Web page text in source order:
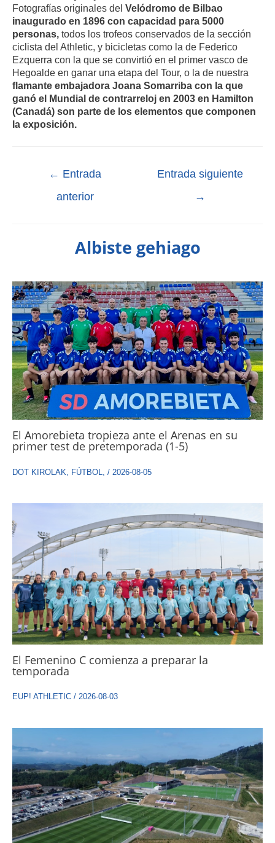
Fotografías originales del Velódromo de Bilbao
inaugurado en 1896 con capacidad para 5000
personas, todos los trofeos conservados de la sección
ciclista del Athletic, y bicicletas como la de Federico
Ezquerra con la que se convirtió en el primer vasco de
Hegoalde en ganar una etapa del Tour, o la de nuestra
flamante embajadora Joana Somarriba con la que
ganó el Mundial de contrarreloj en 2003 en Hamilton
(Canadá) son parte de los elementos que componen
la exposición.
← Entrada
anterior
Entrada siguiente
→
Albiste gehiago
El Amorebieta tropieza ante el Arenas en su
primer test de pretemporada (1-5)
DOT KIROLAK FÚTBOL / 2026-08-05
El Femenino C comienza a preparar la
temporada
EUP! ATHLETIC / 2026-08-03